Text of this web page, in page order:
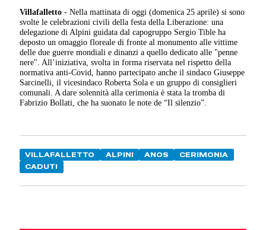
Villafalletto - Nella mattinata di oggi (domenica 25 aprile) si sono
svolte le celebrazioni civili della festa della Liberazione: una
delegazione di Alpini guidata dal capogruppo Sergio Tible ha
deposto un omaggio floreale di fronte al monumento alle vittime
delle due guerre mondiali e dinanzi a quello dedicato alle "penne
nere". All’iniziativa, svolta in forma riservata nel rispetto della
normativa anti-Covid, hanno partecipato anche il sindaco Giuseppe
Sarcinelli, il vicesindaco Roberta Sola e un gruppo di consiglieri
comunali. A dare solennità alla cerimonia è stata la tromba di
Fabrizio Bollati, che ha suonato le note de “Il silenzio”.
VILLAFALLETTO ALPINI ANOS
CERIMONIA
CADUTI